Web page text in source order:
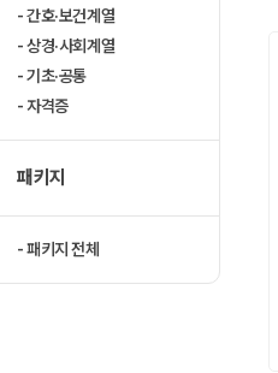
간호·보건계열
상경·사회계열
기초·공통
자격증
패키지
패키지 전체